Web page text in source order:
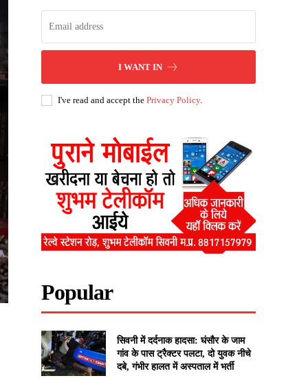
I WANT IN
I've read and accept thePrivacy Policy.
Popular
सिवनी में दर्दनाक हादसा: घंसौर के जाम
गांव के पास ट्रैक्टर पलटा, दो युवक नीचे
दबे, गंभीर हालत में अस्पताल में भर्ती